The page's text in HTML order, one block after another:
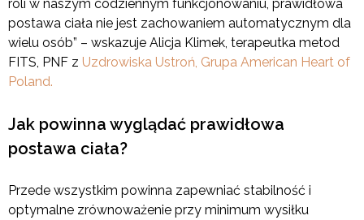
roli w naszym codziennym funkcjonowaniu, prawidłowa
postawa ciała nie jest zachowaniem automatycznym dla
wielu osób” – wskazuje Alicja Klimek, terapeutka metod
FITS, PNF z Uzdrowiska Ustroń, Grupa American Heart of
Poland.
Jak powinna wyglądać prawidłowa
postawa ciała?
Przede wszystkim powinna zapewniać stabilność i
optymalne zrównoważenie przy minimum wysiłku